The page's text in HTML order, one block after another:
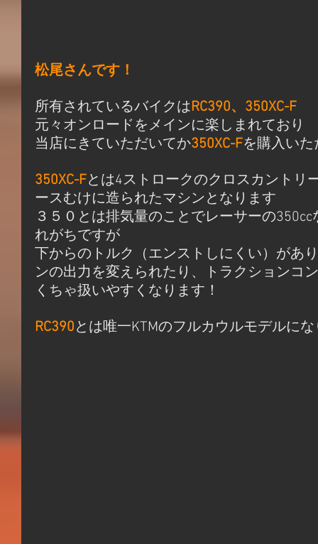
松尾さんです！
所有されているバイクはRC390、350XC-F
元々オンロードをメインに楽しまれており
当店にきていただいてか350XC-Fを購入い
350XC-Fとは4ストロークのクロスカントリ
ースむけに造られたマシンとなります
３５０とは排気量のことでレーサーの
れがちですが
下からのトルク（エンストしにくい）があ
ンの出力を変えられたり、トラクションコ
くちゃ扱いやすくなります！
RC390とは唯一KTMのフルカウルモデルに